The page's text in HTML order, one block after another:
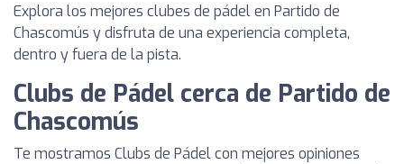
Explora los mejores clubes de pádel en Partido de
Chascomús y disfruta de una experiencia completa,
dentro y fuera de la pista.
Clubs de Pádel cerca de Partido de
Chascomús
Te mostramos Clubs de Pádel con mejores opiniones